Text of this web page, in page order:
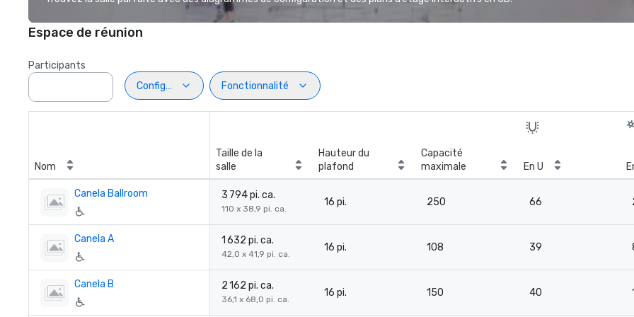
Espace de réunion
Participants
Configuration
Fonctionnalité
Nom
Taille de la
salle
Hauteur du
plafond
Capacité
maximale
En U
Canela Ballroom 3 794 pi. ca.
110 x 38,9 pi. ca.
16 pi. 250 66
Canela A 1 632 pi. ca.
42,0 x 41,9 pi. ca.
16 pi. 108 39
Canela B 2 162 pi. ca.
36,1 x 68,0 pi. ca.
16 pi. 150 40